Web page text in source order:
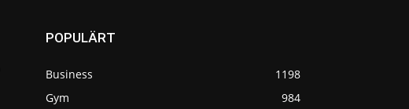
POPULÄRT
Business
1198
Gym
984